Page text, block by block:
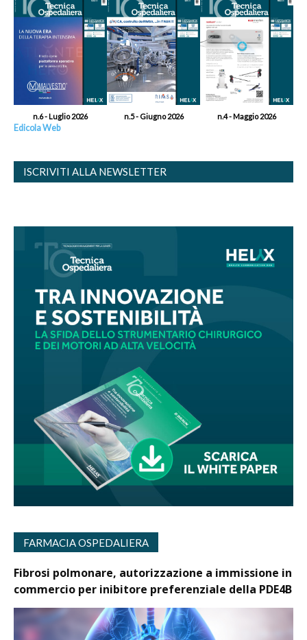
n.6 - Luglio 2026 n.5 - Giugno 2026 n.4 - Maggio 2026
Edicola Web
ISCRIVITI ALLA NEWSLETTER
FARMACIA OSPEDALIERA
Fibrosi polmonare, autorizzazione a immissione in
commercio per inibitore preferenziale della PDE4B